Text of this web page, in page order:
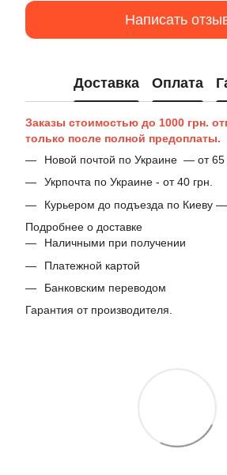
Написать
Доставка Оплата
Заказы стоимостью до 1000 грн.
только после полной предоплаты.
Новой почтой по Украине — от 65
Укрпочта по Украине - от 40 грн.
Курьером до подъезда по Киеву —
Подробнее о доставке
Наличными при получении
Платежной картой
Банковским переводом
Гарантия от производителя.